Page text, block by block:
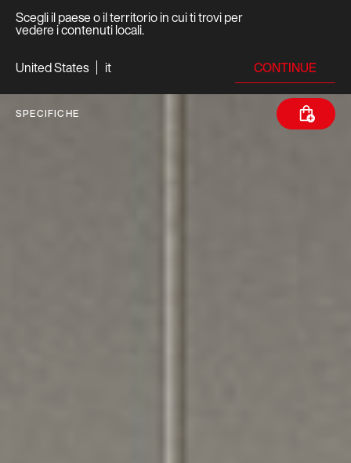
Scegli il paese o il territorio in cui ti trovi per
vedere i contenuti locali.
United States
it CONTINUE
SPECIFICHE